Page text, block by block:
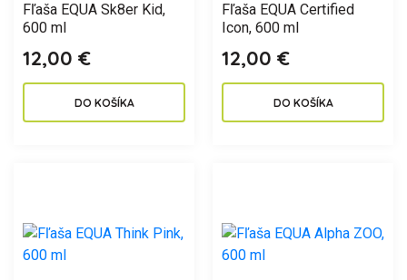
Fľaša EQUA Sk8er Kid,
600 ml
12,00 €
DO KOŠÍKA
Fľaša EQUA Certified
Icon, 600 ml
12,00 €
DO KOŠÍKA